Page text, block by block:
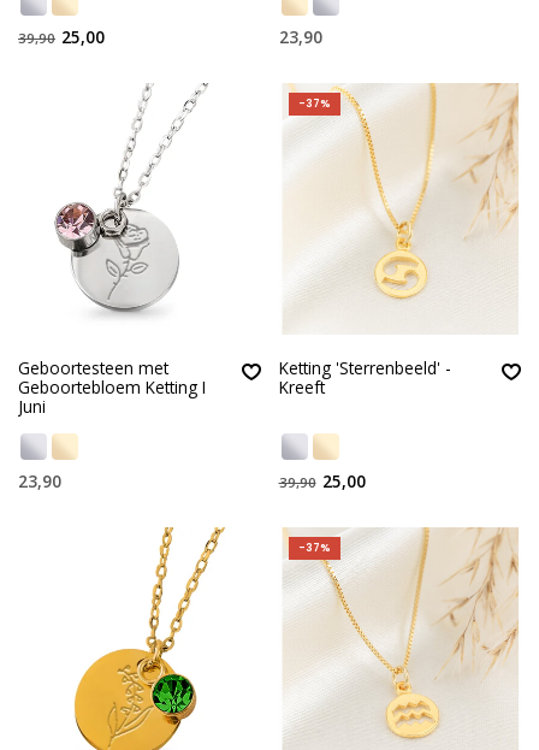
39,90 25,00 23,90
Geboortesteen met
Geboortebloem Ketting I
Juni
23,90
-37%
Ketting 'Sterrenbeeld' -
Kreeft
39,90 25,00
-37%